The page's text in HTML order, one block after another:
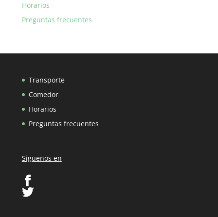
Horarios
Preguntas frecuentes
Transporte
Comedor
Horarios
Preguntas frecuentes
Siguenos en